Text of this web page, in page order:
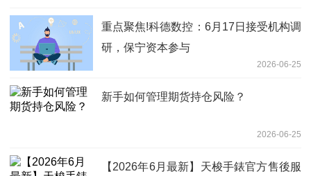
重点聚焦!科德数控：6月17日接受机构调
研，保宁资本参与
2026-06-25
新手如何管理期货持仓风险？
2026-06-25
【2026年6月最新】天梭手錶官方售後服